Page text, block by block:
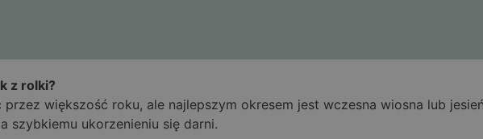
z rolki?
przez większość roku, ale najlepszym okresem jest wczesna wiosna lub
szybkiemu ukorzenieniu się darni.